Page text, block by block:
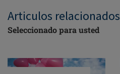
Articulos relacionados
Seleccionado para usted